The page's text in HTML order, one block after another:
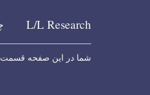
Skip to content
L/L Research
شما در این صفحه